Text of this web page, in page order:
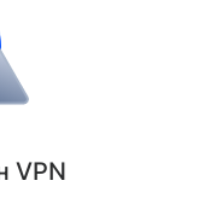
Поделиться
VPN